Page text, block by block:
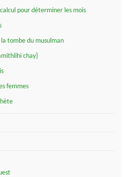
pour déterminer les mois
tombe du musulman
chay}
femmes